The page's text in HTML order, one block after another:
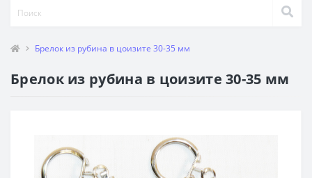
Брелок из рубина в цоизите 30-35 мм
Брелок из рубина в цоизите 30-35 мм